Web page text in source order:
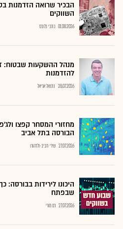
הבכיר שרואה הזדמנות
השווקים
01.08.2026 כתבי גלובס
מנהל ההשקעות שבטוח:
להזדמנות
28.07.2026 נתנאל אריאל
מחזורי המסחר קפצו
הבורסה בתל אביב
27.07.2026 שירי חביב-ולדהורן
היכונו לירידות
שבפתח
27.07.2026 רם מורי